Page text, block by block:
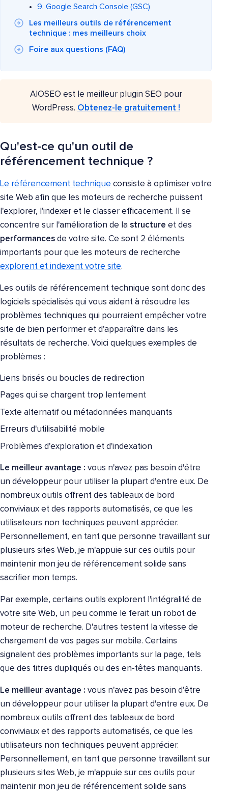
9. Google Search Console (GSC)
Les meilleurs outils de référencement
technique : mes meilleurs choix
Foire aux questions (FAQ)
AIOSEO est le meilleur plugin SEO pour
WordPress. Obtenez-le gratuitement !
Qu'est-ce qu'un outil de
référencement technique ?
Le référencement technique consiste à optimiser votre
site Web afin que les moteurs de recherche puissent
l'explorer, l'indexer et le classer efficacement. Il se
concentre sur l'amélioration de la structure et des
performances de votre site. Ce sont 2 éléments
importants pour que les moteurs de recherche
explorent et indexent votre site.
Les outils de référencement technique sont donc des
logiciels spécialisés qui vous aident à résoudre les
problèmes techniques qui pourraient empêcher votre
site de bien performer et d'apparaître dans les
résultats de recherche. Voici quelques exemples de
problèmes :
Liens brisés ou boucles de redirection
Pages qui se chargent trop lentement
Texte alternatif ou métadonnées manquants
Erreurs d'utilisabilité mobile
Problèmes d'exploration et d'indexation
Le meilleur avantage : vous n'avez pas besoin d'être
un développeur pour utiliser la plupart d'entre eux. De
nombreux outils offrent des tableaux de bord
conviviaux et des rapports automatisés, ce que les
utilisateurs non techniques peuvent apprécier.
Personnellement, en tant que personne travaillant sur
plusieurs sites Web, je m'appuie sur ces outils pour
maintenir mon jeu de référencement solide sans
sacrifier mon temps.
Par exemple, certains outils explorent l'intégralité de
votre site Web, un peu comme le ferait un robot de
moteur de recherche. D'autres testent la vitesse de
chargement de vos pages sur mobile. Certains
signalent des problèmes importants sur la page, tels
que des titres dupliqués ou des en-têtes manquants.
Le meilleur avantage : vous n'avez pas besoin d'être
un développeur pour utiliser la plupart d'entre eux. De
nombreux outils offrent des tableaux de bord
conviviaux et des rapports automatisés, ce que les
utilisateurs non techniques peuvent apprécier.
Personnellement, en tant que personne travaillant sur
plusieurs sites Web, je m'appuie sur ces outils pour
maintenir mon jeu de référencement solide sans